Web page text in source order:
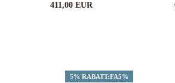
411,00 EUR
5% RABATT:FA5%